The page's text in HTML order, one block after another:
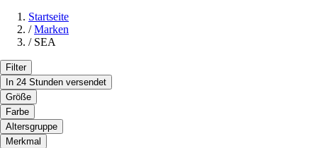
Startseite
/ Marken
/ SEA
Filter
In 24 Stunden versendet
Größe
Farbe
Altersgruppe
Merkmal